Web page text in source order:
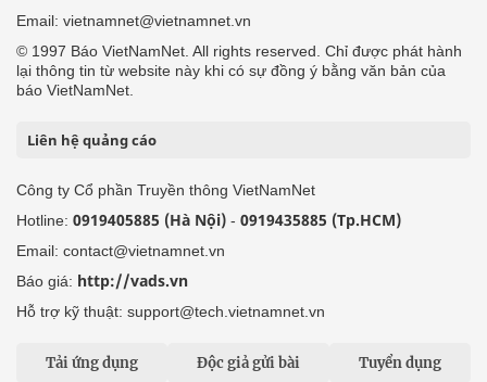
Email: vietnamnet@vietnamnet.vn
© 1997 Báo VietNamNet. All rights reserved. Chỉ được phát hành
lại thông tin từ website này khi có sự đồng ý bằng văn bản của
báo VietNamNet.
Liên hệ quảng cáo
Công ty Cổ phần Truyền thông VietNamNet
Hotline: 0919405885 (Hà Nội) - 0919435885 (Tp.HCM)
Email: contact@vietnamnet.vn
Báo giá: http://vads.vn
Hỗ trợ kỹ thuật: support@tech.vietnamnet.vn
Tải ứng dụng Độc giả gửi bài Tuyển dụng